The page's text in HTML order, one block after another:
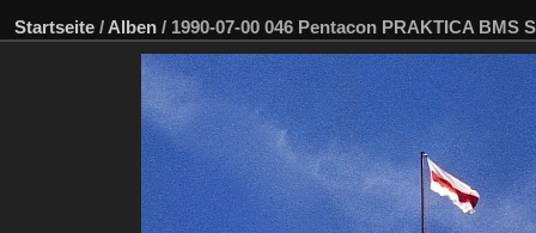
Startseite / Alben / 1990-07-00 046 Pentacon PRAKTICA BMS